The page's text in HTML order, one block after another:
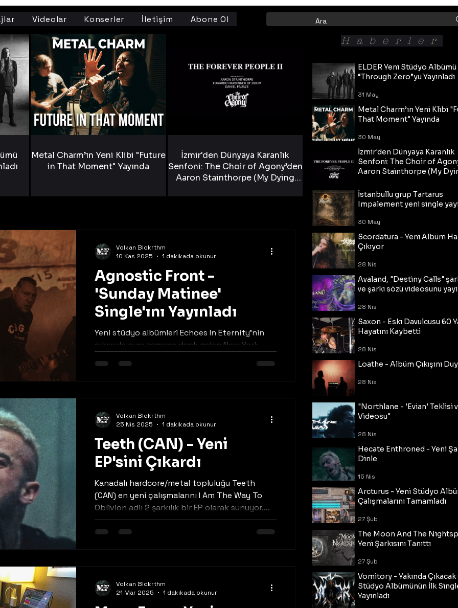
Videolar Konserler İletişim Abone Ol
Agnostic Front -
'Sunday Matinee'
Single'ını Yayınladı
Yeni stüdyo albümleri Echoes In Eternity'nin
çıkışıyla aynı zamana denk gelen New York
Matinee" single'ı için bir video yayınladı.
Volkan Blckrthm
10 Kas 2025
1 dakikada okunur
Teeth (CAN) - Yeni
EP'sini Çıkardı
Kanadalı hardcore/metal topluluğu Teeth
(CAN) en yeni çalışmalarını I Am The Way To
Oblivion adlı 2 şarkılık bir EP olarak sunuyor....
Volkan Blckrthm
25 Nis 2025
1 dakikada okunur
Volkan Blckrthm
21 Mar 2025
1 dakikada okunur
Metal Charm’ın Yeni Klibi "Future
in That Moment" Yayında
İzmir'den Dünyaya Karanlık
Senfoni: The Choir of Agony’den
Aaron Stainthorpe (My Dying
ELDER Yeni Stüdyo Albümü
“Through Zero”yu Yayınladı
31 May
Metal Charm’ın Yeni Klibi
That Moment" Yayında
30 May
İzmir'den Dünyaya Karanlık
Senfoni: The Choir of
Aaron Stainthorpe (My
Tekli!
30 May
İstanbullu grup Tartarus
Impalement yeni single
30 May
Scordatura - Yeni Albüm
Çıkıyor
28 Nis
Avaland, "Destiny Calls"
ve şarkı sözü videosunu
28 Nis
Saxon - Eski Davulcusu 60
Hayatını Kaybetti
28 Nis
Loathe - Albüm Çıkışını
28 Nis
"Northlane - 'Evian' Teklisi
Videosu"
28 Nis
Hecate Enthroned - Yeni
Dinle
15 Nis
Arcturus - Yeni Stüdyo
Çalışmalarını Tamamladı
27 Şub
The Moon And The
Yeni Şarkısını Tanıttı
27 Şub
Vomitory - Yakında
Stüdyo Albümünün İlk
Yayınladı
Haberler